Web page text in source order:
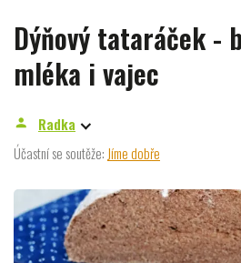
Dýňový tataráček -
mléka i vajec
person
Radka
Účastní se soutěže: Jíme dobře